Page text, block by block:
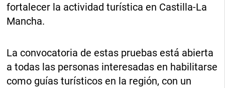
fortalecer la actividad turística en Castilla-La
Mancha.
La convocatoria de estas pruebas está abierta
a todas las personas interesadas en habilitarse
como guías turísticos en la región, con un